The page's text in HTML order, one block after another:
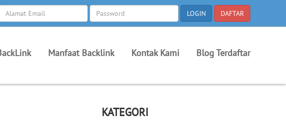
Manfaat Backlink Kontak Kami Blog Terdaftar
KATEGORI